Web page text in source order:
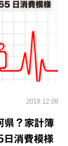
2019.12.09
県？家計簿
消費模様